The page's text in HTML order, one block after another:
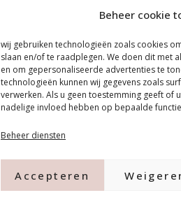
Beheer cookie
wij gebruiken technologieën zoals cookies
slaan en/of te raadplegen. We doen dit met
en om gepersonaliseerde advertenties te
technologieën kunnen wij gegevens zoals
verwerken. Als u geen toestemming geeft of
nadelige invloed hebben op bepaalde
Beheer diensten
Accepteren